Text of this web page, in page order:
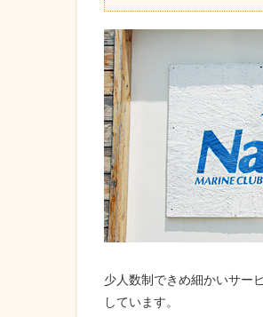
少人数制できめ細かいサー
しています。